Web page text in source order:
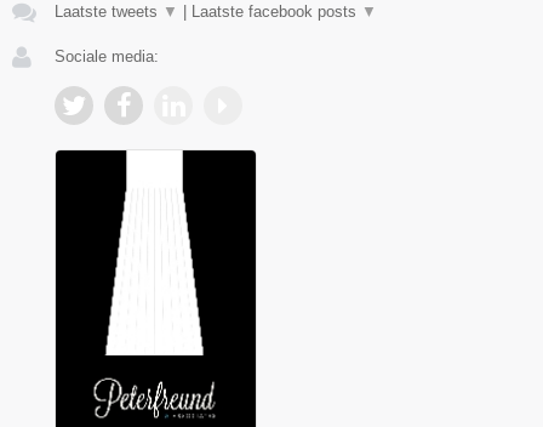
Laatste tweets ▼ Laatste facebook posts ▼
Sociale media: